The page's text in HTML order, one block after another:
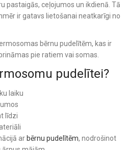
pastaigās, ceļojumos un ikdienā. Tā
ir gatavs lietošanai neatkarīgi no
bērnu pudelītēm, kas ir
pie ratiem vai somas.
pudelītei?
laiku
līdzi
ar bērnu pudelītēm, nodrošinot